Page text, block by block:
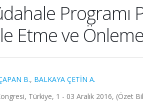
Programı
Etme ve
B., BALKAYA ÇETİN A.
Türkiye, 1 - 03 Aralık 2016, (Özet